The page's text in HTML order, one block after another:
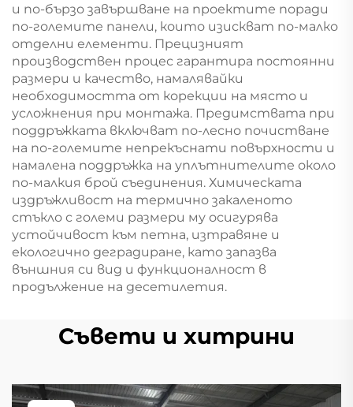
и по-бързо завършване на проектите поради
по-големите панели, които изискват по-малко
отделни елементи. Прецизният
производствен процес гарантира постоянни
размери и качество, намалявайки
необходимостта от корекции на място и
усложнения при монтажа. Предимствата при
поддръжката включват по-лесно почистване
на по-големите непрекъснати повърхности и
намалена поддръжка на уплътнителите около
по-малкия брой съединения. Химическата
издръжливост на термично закаленото
стъкло с големи размери му осигурява
устойчивост към петна, изтравяне и
екологично деградиране, като запазва
външния си вид и функционалност в
продължение на десетилетия.
Съвети и хитрини